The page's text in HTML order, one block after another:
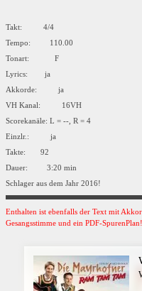
Takt: 4/4
Tempo: 110.00
Tonart: F
Lyrics: ja
Akkorde: ja
VH Kanal: 16VH
Scorekanäle: L = --, R = 4
Einzlr.: ja
Takte: 92
Dauer: 3:20 min
Schlager aus dem Jahr 2016!
Enthalten ist ebenfalls der Text mit
Gesangsstimme und ein PDF-SpurenPlan!